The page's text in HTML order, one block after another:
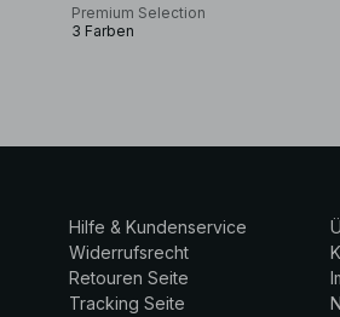
Premium Selection
3 Farben
Hilfe & Kundenservice
Widerrufsrecht
Retouren Seite
Tracking Seite